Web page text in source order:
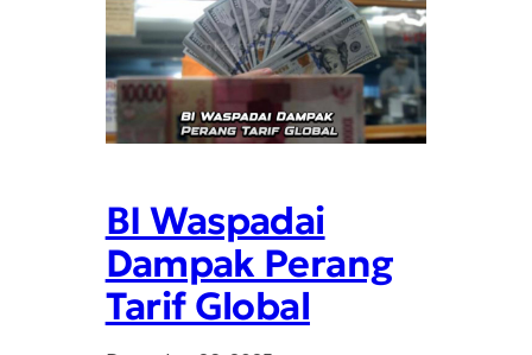
BI Waspadai
Dampak Perang
Tarif Global